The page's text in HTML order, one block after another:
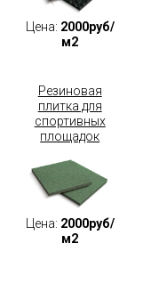
Цена: 2000руб/
м2
Резиновая
плитка для
спортивных
площадок
Цена: 2000руб/
м2